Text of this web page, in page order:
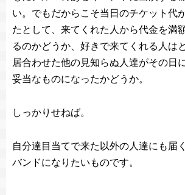
い。でもだからこそ当日のチケット代
たとして、来てくれた人から代金を満
るのかどうか、好きで来てくれる人は
居合わせた他の見知らぬ人達がその日
妥当なものになったかどうか。
しっかりせねば。
自分達目当てで来た以外の人達にも届
バンドになりたいものです。